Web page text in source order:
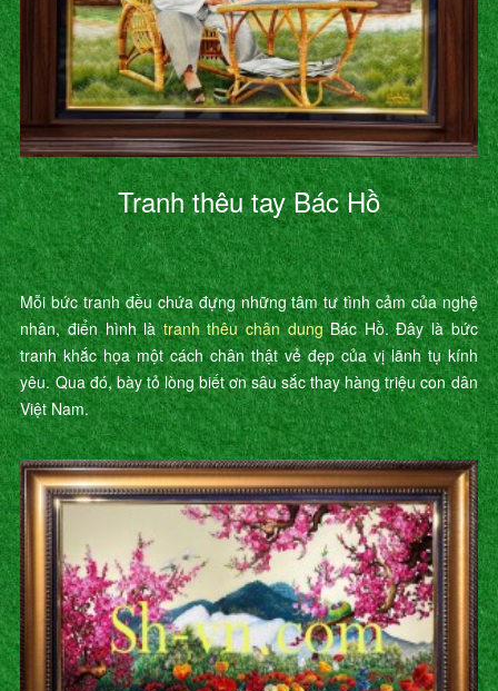
Tranh thêu tay Bác Hồ
Mỗi bức tranh đều chứa đựng những tâm tư tình cảm của nghệ
nhân, điển hình làtranh thêu chân dungBác Hồ. Đây là bức
tranh khắc họa một cách chân thật vẻ đẹp của vị lãnh tụ kính
yêu. Qua đó, bày tỏ lòng biết ơn sâu sắc thay hàng triệu con dân
Việt Nam.